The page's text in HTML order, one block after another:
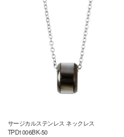
サージカルステンレス ネックレス
TPD1006BK-50